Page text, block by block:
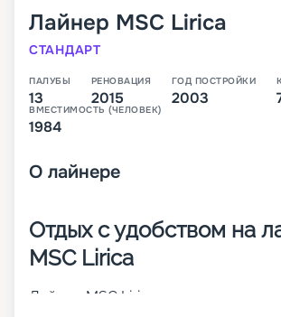
Лайнер MSC Lirica
СТАНДАРТ
ПАЛУБЫ
13
РЕНОВАЦИЯ
2015
ГОД ПОСТРОЙКИ
2003
ВМЕСТИМОСТЬ (ЧЕЛОВЕК)
1984
О лайнере
Отдых с удобством на
MSC Lirica
Лайнер MSC Lirica сочетает высокие